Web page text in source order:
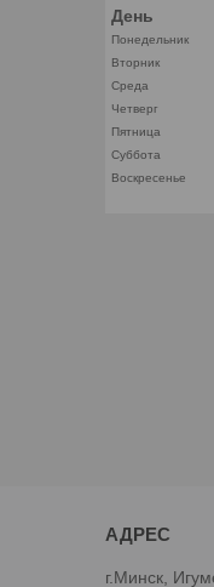
День
Понедельник
Вторник
Среда
Четверг
Пятница
Суббота
Воскресенье
г.Минск,